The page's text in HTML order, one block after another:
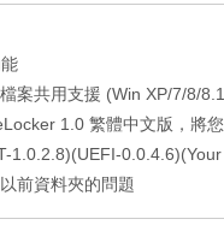
共用支援 (Win XP/7/8/8.1/10)
中文版，將您的鍵盤和滑鼠停用鎖住，以避免亂按
Multiboot Installer)，實現 USB 隨身碟多重開機引導製作工具
前資料夾的問題